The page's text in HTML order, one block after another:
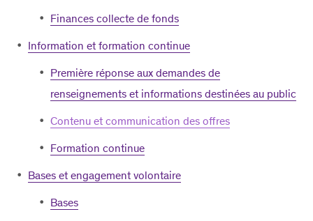
Finances collecte de fonds
Information et formation continue
Première réponse aux demandes de
renseignements et informations destinées au public
Contenu et communication des offres
Formation continue
Bases et engagement volontaire
Bases